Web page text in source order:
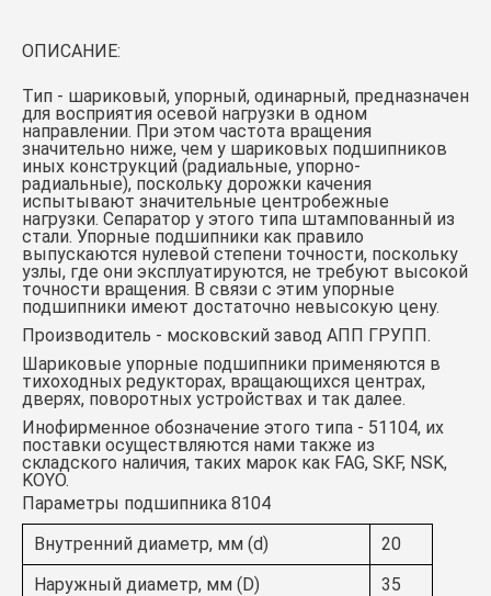
ОПИСАНИЕ:
Тип - шариковый, упорный, одинарный, предназначен
для восприятия осевой нагрузки в одном
направлении. При этом частота вращения
значительно ниже, чем у шариковых подшипников
иных конструкций (радиальные, упорно-
радиальные), поскольку дорожки качения
испытывают значительные центробежные
нагрузки. Сепаратор у этого типа штампованный из
стали. Упорные подшипники как правило
выпускаются нулевой степени точности, поскольку
узлы, где они эксплуатируются, не требуют высокой
точности вращения. В связи с этим упорные
подшипники имеют достаточно невысокую цену.
Производитель - московский завод АПП ГРУПП.
Шариковые упорные подшипники применяются в
тихоходных редукторах, вращающихся центрах,
дверях, поворотных устройствах и так далее.
Инофирменное обозначение этого типа - 51104, их
поставки осуществляются нами также из
складского наличия, таких марок как FAG, SKF, NSK,
KOYO.
Параметры подшипника 8104
Внутренний диаметр, мм (d)
20
Наружный диаметр, мм (D)
35